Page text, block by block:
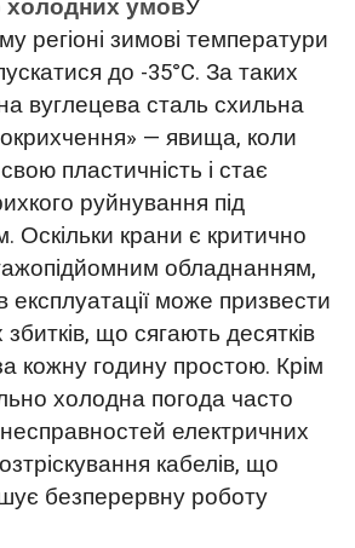
регіоні зимові температури
до -35°C. За таких
вуглецева сталь схильна
— явища, коли
пластичність і стає
руйнування під
Оскільки крани є критично
обладнанням,
експлуатації може призвести
що сягають десятків
кожну годину простою. Крім
холодна погода часто
електричних
кабелів, що
безперервну роботу